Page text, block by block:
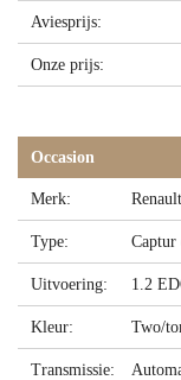
Aviesprijs:
Onze prijs:
Occasion
Merk: Renault
Type: Captur
Uitvoering: 1.2
Kleur: Two/
Transmissie: